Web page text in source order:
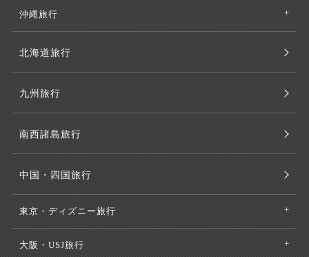
沖縄旅行
北海道旅行
九州旅行
南西諸島旅行
中国・四国旅行
東京・ディズニー旅行
大阪・USJ旅行